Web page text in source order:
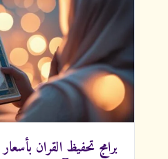
برامج تحفيظ القران